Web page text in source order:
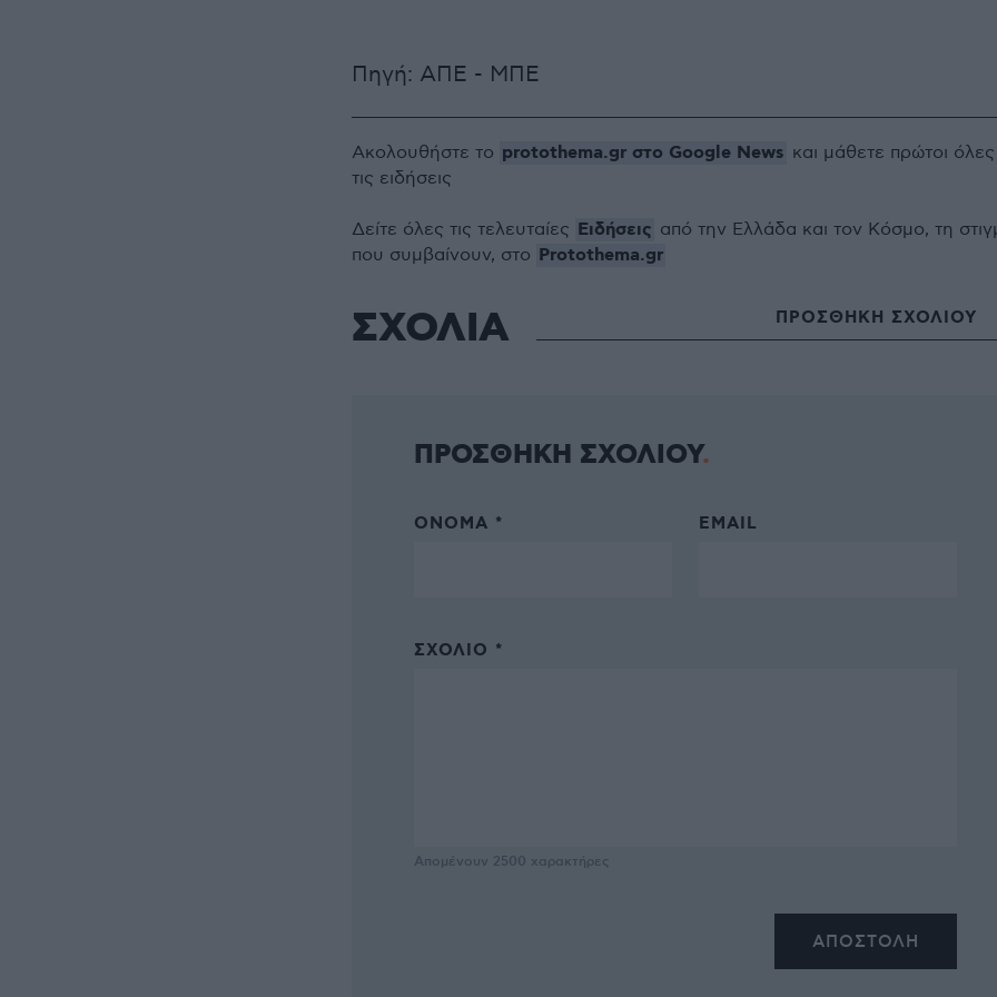
Πηγή: ΑΠΕ - ΜΠΕ
Ακολουθήστε το protothema.gr στο Google News και μάθετε πρώτοι όλες
τις ειδήσεις
Δείτε όλες τις τελευταίες Ειδήσεις από την Ελλάδα και τον Κόσμο, τη
που συμβαίνουν, στο Protothema.gr
ΣΧΟΛΙΑ ΠΡΟΣΘΗΚΗ ΣΧΟΛΙΟΥ
ΠΡΟΣΘΗΚΗ ΣΧΟΛΙΟΥ
ΌΝΟΜΑ * EMAIL
ΣΧΌΛΙΟ *
Απομένουν 2500 χαρακτήρες